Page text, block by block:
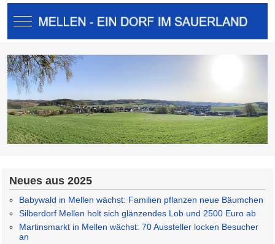
Mobile Menu Toggle
Neues aus 2025
Babywald in Mellen wächst: Familien pflanzen neue Bäumchen
Silberdorf Mellen holt sich glänzendes Lob und 2500 Euro ab
Martinsmarkt in Mellen wächst: 70 Aussteller locken Besucher
an